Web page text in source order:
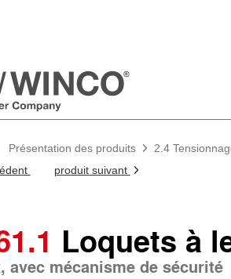
Présentation des produits 2.4
produit suivant
Loquets à
avec mécanisme de sécurité